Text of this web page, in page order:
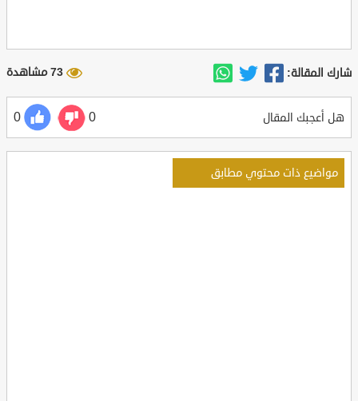
شارك المقالة: 73 مشاهدة
هل أعجبك المقال 0
0
مواضيع ذات محتوي مطابق